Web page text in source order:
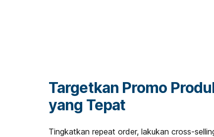
Targetkan Promo
yang Tepat
Tingkatkan repeat order, lakukan cross-